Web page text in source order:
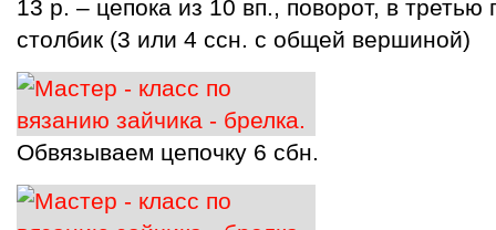
13 р. – цепока из 10 вп., поворот, в
столбик (3 или 4 ссн. с общей вершиной)
Обвязываем цепочку 6 сбн.